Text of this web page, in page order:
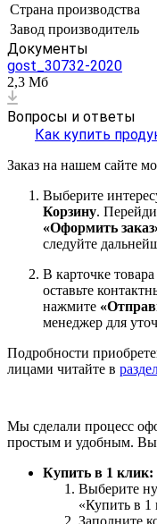
Страна производства
Завод производитель
Документы
gost_30732-2020
2,3 Мб
Вопросы и ответы
Как купить
Заказ на нашем сайте
Выберите
Корзину.
«Оформить
следуйте
В карточке
оставьте
нажмите
менеджер для
Подробности
лицами читайте в
Мы сделали процесс
простым и удобным.
Купить в 1 клик:
Выберите
«Купить в 1
Заполните